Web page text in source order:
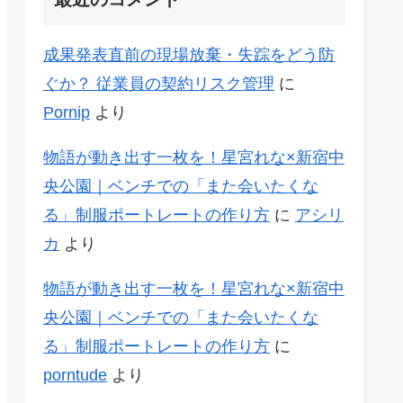
成果発表直前の現場放棄・失踪をどう防
ぐか？ 従業員の契約リスク管理 に
Pornip より
物語が動き出す一枚を！星宮れな×新宿中
央公園｜ベンチでの「また会いたくな
る」制服ポートレートの作り方 に アシリ
カ より
物語が動き出す一枚を！星宮れな×新宿中
央公園｜ベンチでの「また会いたくな
る」制服ポートレートの作り方 に
porntude より